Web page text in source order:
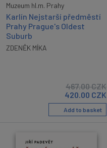
Muzeum hl.m. Prahy
Karlín Nejstarší předměstí
Prahy Prague's Oldest
Suburb
ZDENĚK MÍKA
467.00CZK
420.00 CZK
Add to basket